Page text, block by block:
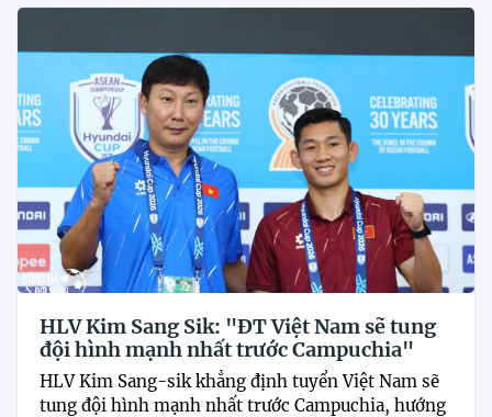
HLV Kim Sang Sik: "ĐT Việt Nam sẽ tung
đội hình mạnh nhất trước Campuchia"
HLV Kim Sang-sik khẳng định tuyển Việt Nam sẽ
tung đội hình mạnh nhất trước Campuchia, hướng